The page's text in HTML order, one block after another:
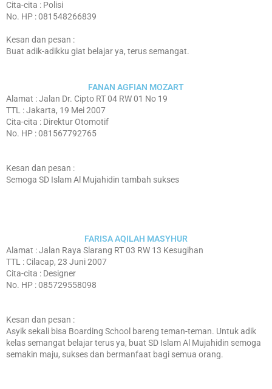
Cita-cita : Polisi
No. HP : 081548266839
Kesan dan pesan :
Buat adik-adikku giat belajar ya, terus semangat.
FANAN AGFIAN MOZART
Alamat : Jalan Dr. Cipto RT 04 RW 01 No 19
TTL : Jakarta, 19 Mei 2007
Cita-cita : Direktur Otomotif
No. HP : 081567792765
Kesan dan pesan :
Semoga SD Islam Al Mujahidin tambah sukses
FARISA AQILAH MASYHUR
Alamat : Jalan Raya Slarang RT 03 RW 13 Kesugihan
TTL : Cilacap, 23 Juni 2007
Cita-cita : Designer
No. HP : 085729558098
Kesan dan pesan :
Asyik sekali bisa Boarding School bareng teman-teman. Untuk adik
kelas semangat belajar terus ya, buat SD Islam Al Mujahidin semoga
semakin maju, sukses dan bermanfaat bagi semua orang.